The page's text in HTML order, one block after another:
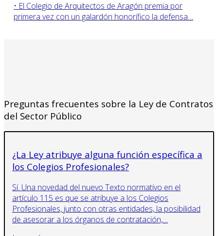
• El Colegio de Arquitectos de Aragón premia por
primera vez con un galardón honorífico la defensa…
Preguntas frecuentes sobre la Ley de Contratos
del Sector Público
¿La Ley atribuye alguna función específica a
los Colegios Profesionales?
Sí. Una novedad del nuevo Texto normativo en el
artículo 115 es que se atribuye a los Colegios
Profesionales, junto con otras entidades, la posibilidad
de asesorar a los órganos de contratación,…